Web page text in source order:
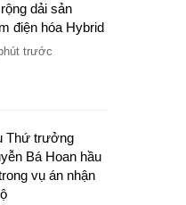
dải sản
điện hóa Hybrid
trước
Thứ trưởng
Bá Hoan hầu
vụ án nhận